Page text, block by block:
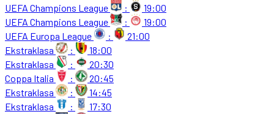
UEFA Champions League
:
19:00
UEFA Champions League
:
19:00
UEFA Europa League
:
21:00
Ekstraklasa
:
18:00
Ekstraklasa
:
20:30
Coppa Italia
:
20:45
Ekstraklasa
:
14:45
Ekstraklasa
:
17:30